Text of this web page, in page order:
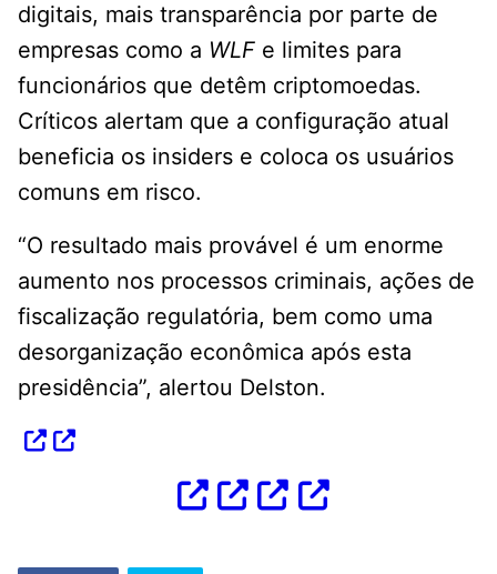
digitais, mais transparência por parte de
empresas como a WLF e limites para
funcionários que detêm criptomoedas.
Críticos alertam que a configuração atual
beneficia os insiders e coloca os usuários
comuns em risco.
“O resultado mais provável é um enorme
aumento nos processos criminais, ações de
fiscalização regulatória, bem como uma
desorganização econômica após esta
presidência”, alertou Delston.